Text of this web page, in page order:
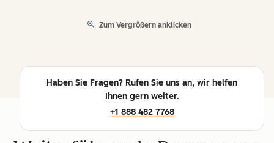
Zum Vergrößern anklicken
Haben Sie Fragen? Rufen Sie uns an, wir helfen
Ihnen gern weiter.
+1 888 482 7768